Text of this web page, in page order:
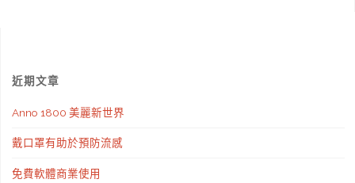
影
近期文章
Anno 1800 美麗新世界
戴口罩有助於預防流感
免費軟體商業使用